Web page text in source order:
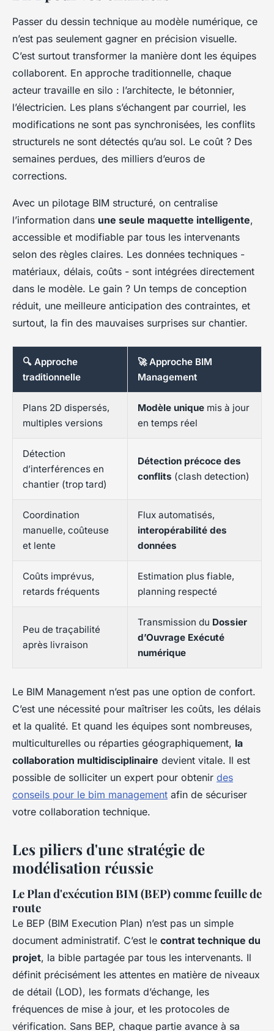
Passer du dessin technique au modèle numérique, ce
n’est pas seulement gagner en précision visuelle.
C’est surtout transformer la manière dont les équipes
collaborent. En approche traditionnelle, chaque
acteur travaille en silo : l’architecte, le bétonnier,
l’électricien. Les plans s’échangent par courriel, les
modifications ne sont pas synchronisées, les conflits
structurels ne sont détectés qu’au sol. Le coût ? Des
semaines perdues, des milliers d’euros de
corrections.
Avec un pilotage BIM structuré, on centralise
l’information dans une seule maquette intelligente,
accessible et modifiable par tous les intervenants
selon des règles claires. Les données techniques -
matériaux, délais, coûts - sont intégrées directement
dans le modèle. Le gain ? Un temps de conception
réduit, une meilleure anticipation des contraintes, et
surtout, la fin des mauvaises surprises sur chantier.
🔍 Approche
traditionnelle
🚀 Approche BIM
Management
Plans 2D dispersés,
multiples versions
Modèle unique mis à jour
en temps réel
Détection
d’interférences en
chantier (trop tard)
Détection précoce des
conflits (clash detection)
Coordination
manuelle, coûteuse
et lente
Flux automatisés,
interopérabilité des
données
Coûts imprévus,
retards fréquents
Estimation plus fiable,
planning respecté
Peu de traçabilité
après livraison
Transmission du Dossier
d’Ouvrage Exécuté
numérique
Le BIM Management n’est pas une option de confort.
C’est une nécessité pour maîtriser les coûts, les délais
et la qualité. Et quand les équipes sont nombreuses,
multiculturelles ou réparties géographiquement, la
collaboration multidisciplinaire devient vitale. Il est
possible de solliciter un expert pour obtenir des
conseils pour le bim management afin de sécuriser
votre collaboration technique.
Les piliers d'une stratégie de
modélisation réussie
Le Plan d'exécution BIM (BEP) comme feuille de
route
Le BEP (BIM Execution Plan) n’est pas un simple
document administratif. C’est le contrat technique du
projet, la bible partagée par tous les intervenants. Il
définit précisément les attentes en matière de niveaux
de détail (LOD), les formats d’échange, les
fréquences de mise à jour, et les protocoles de
vérification. Sans BEP, chaque partie avance à sa